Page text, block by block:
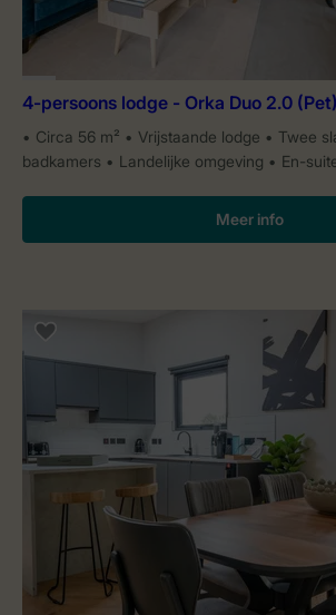
4-persoons lodge - Orka Duo 2.0
Circa 56 m² Vrijstaande lodge Twee
badkamers
Landelijke omgeving En-
Meer info